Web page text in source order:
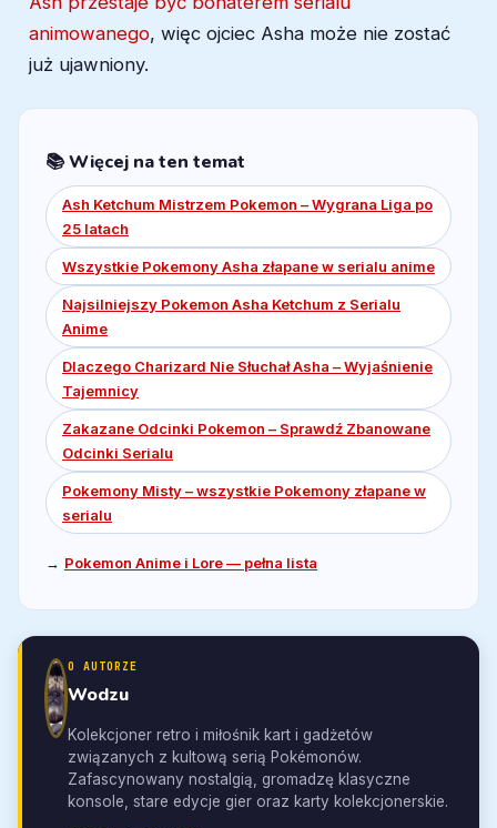
animowanego, więc ojciec Asha może nie zostać
już ujawniony.
📚 Więcej na ten temat
Ash Ketchum Mistrzem Pokemon – Wygrana Liga po
25 latach
Wszystkie Pokemony Asha złapane w serialu anime
Najsilniejszy Pokemon Asha Ketchum z Serialu
Anime
Dlaczego Charizard Nie Słuchał Asha – Wyjaśnienie
Tajemnicy
Zakazane Odcinki Pokemon – Sprawdź Zbanowane
Odcinki Serialu
Pokemony Misty – wszystkie Pokemony złapane w
serialu
→ Pokemon Anime i Lore — pełna lista
O AUTORZE
Wodzu
Kolekcjoner retro i miłośnik kart i gadżetów
związanych z kultową serią Pokémonów.
Zafascynowany nostalgią, gromadzę klasyczne
konsole, stare edycje gier oraz karty kolekcjonerskie.